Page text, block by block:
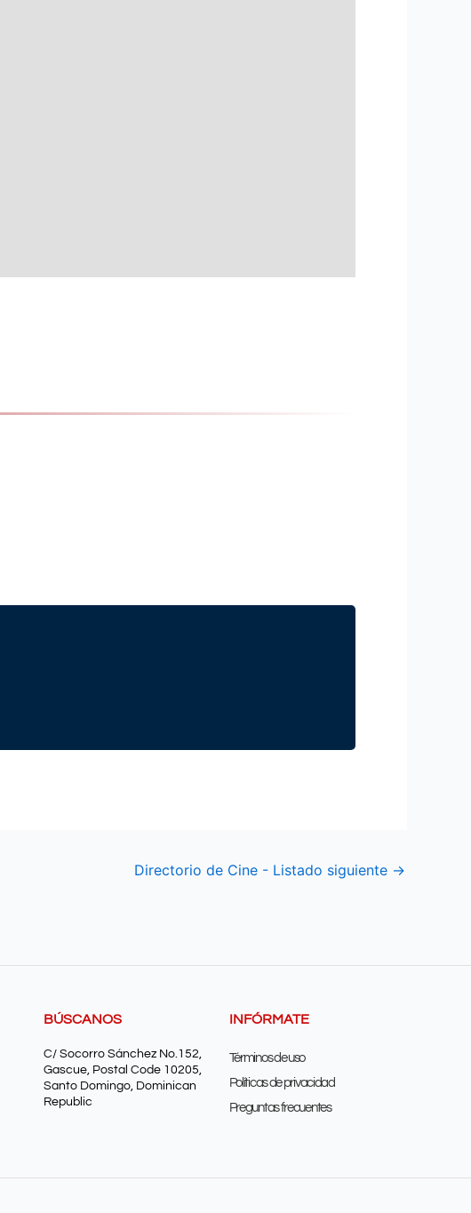
Directorio de Cine - Listado siguiente →
BÚSCANOS
C/ Socorro Sánchez No.152,
Gascue, Postal Code 10205,
Santo Domingo, Dominican
Republic
INFÓRMATE
Términos de uso
Políticas de privacidad
Preguntas frecuentes